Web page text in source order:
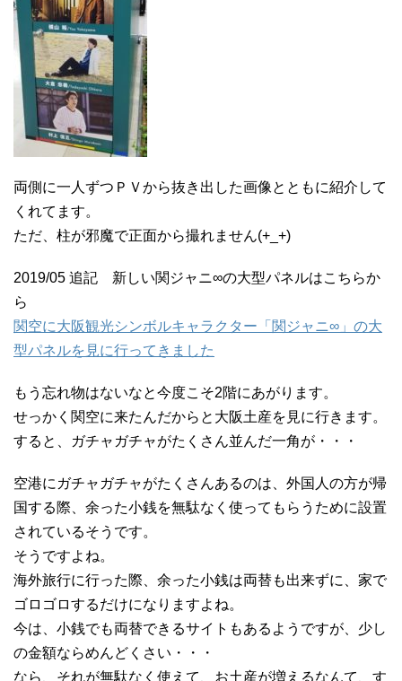
両側に一人ずつＰＶから抜き出した画像とともに紹介して
くれてます。
ただ、柱が邪魔で正面から撮れません(+_+)
2019/05 追記 新しい関ジャニ∞の大型パネルはこちらか
ら
関空に大阪観光シンボルキャラクター「関ジャニ∞」の大
型パネルを見に行ってきました
もう忘れ物はないなと今度こそ2階にあがります。
せっかく関空に来たんだからと大阪土産を見に行きます。
すると、ガチャガチャがたくさん並んだ一角が・・・
空港にガチャガチャがたくさんあるのは、外国人の方が帰
国する際、余った小銭を無駄なく使ってもらうために設置
されているそうです。
そうですよね。
海外旅行に行った際、余った小銭は両替も出来ずに、家で
ゴロゴロするだけになりますよね。
今は、小銭でも両替できるサイトもあるようですが、少し
の金額ならめんどくさい・・・
なら、それが無駄なく使えて、お土産が増えるなんて、す